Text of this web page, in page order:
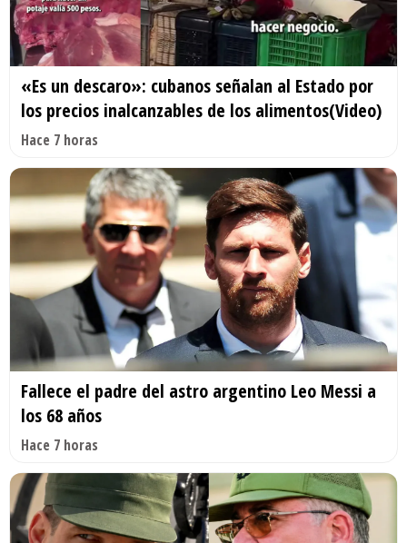
«Es un descaro»: cubanos señalan al Estado por
los precios inalcanzables de los alimentos(Video)
Hace 7 horas
Fallece el padre del astro argentino Leo Messi a
los 68 años
Hace 7 horas